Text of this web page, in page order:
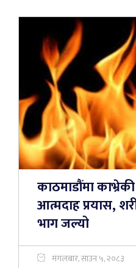
काठमाडौंमा
आत्मदाह प्रयास,
भाग जल्यो
मंगलबार, साउन ५, २०८३